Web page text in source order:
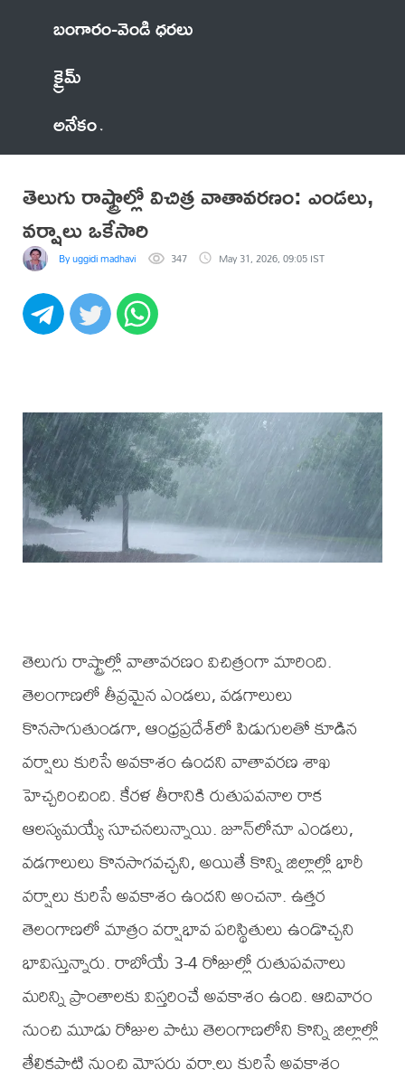
బంగారం-వెండి ధరలు
క్రైమ్
అనేకం
తెలుగు రాష్ట్రాల్లో విచిత్ర వాతావరణం: ఎండలు,
వర్షాలు ఒకేసారి
By uggidi madhavi 347 May 31, 2026, 09:05 IST
తెలుగు రాష్ట్రాల్లో వాతావరణం విచిత్రంగా మారింది.
తెలంగాణలో తీవ్రమైన ఎండలు, వడగాలులు
కొనసాగుతుండగా, ఆంధ్రప్రదేశ్‌లో పిడుగులతో కూడిన
వర్షాలు కురిసే అవకాశం ఉందని వాతావరణ శాఖ
హెచ్చరించింది. కేరళ తీరానికి రుతుపవనాల రాక
ఆలస్యమయ్యే సూచనలున్నాయి. జూన్‌లోనూ ఎండలు,
వడగాలులు కొనసాగవచ్చని, అయితే కొన్ని జిల్లాల్లో భారీ
వర్షాలు కురిసే అవకాశం ఉందని అంచనా. ఉత్తర
తెలంగాణలో మాత్రం వర్షాభావ పరిస్థితులు ఉండొచ్చని
భావిస్తున్నారు. రాబోయే 3-4 రోజుల్లో రుతుపవనాలు
మరిన్ని ప్రాంతాలకు విస్తరించే అవకాశం ఉంది. ఆదివారం
నుంచి మూడు రోజుల పాటు తెలంగాణలోని కొన్ని జిల్లాల్లో
తేలికపాటి నుంచి మోస్తరు వర్షాలు కురిసే అవకాశం